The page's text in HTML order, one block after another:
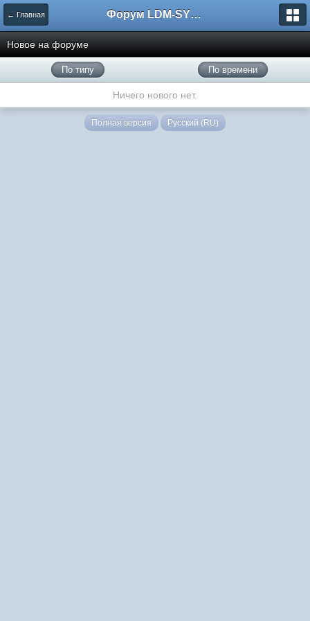
← Главная Форум LDM-SYSTEMS
Новое на форуме
По типу По времени
Ничего нового нет.
Полная версия Русский (RU)